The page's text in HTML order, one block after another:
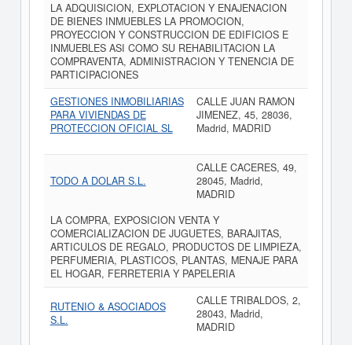
LA ADQUISICION, EXPLOTACION Y ENAJENACION
DE BIENES INMUEBLES LA PROMOCION,
PROYECCION Y CONSTRUCCION DE EDIFICIOS E
INMUEBLES ASI COMO SU REHABILITACION LA
COMPRAVENTA, ADMINISTRACION Y TENENCIA DE
PARTICIPACIONES
GESTIONES INMOBILIARIAS
PARA VIVIENDAS DE
PROTECCION OFICIAL SL
CALLE JUAN RAMON
JIMENEZ, 45, 28036,
Madrid, MADRID
TODO A DOLAR S.L.
CALLE CACERES, 49,
28045, Madrid,
MADRID
LA COMPRA, EXPOSICION VENTA Y
COMERCIALIZACION DE JUGUETES, BARAJITAS,
ARTICULOS DE REGALO, PRODUCTOS DE LIMPIEZA,
PERFUMERIA, PLASTICOS, PLANTAS, MENAJE PARA
EL HOGAR, FERRETERIA Y PAPELERIA
RUTENIO & ASOCIADOS
S.L.
CALLE TRIBALDOS, 2,
28043, Madrid,
MADRID